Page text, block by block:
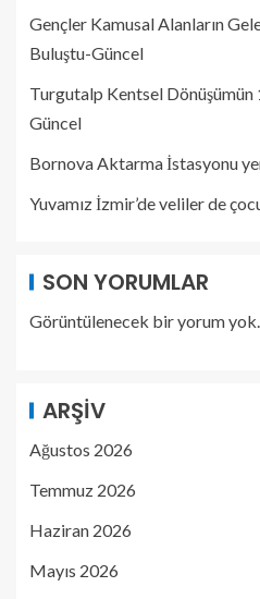
Gençler Kamusal Alanların
Buluştu-Güncel
Turgutalp Kentsel Dönüşümün
Güncel
Bornova Aktarma İstasyonu
Yuvamız İzmir’de veliler de
SON YORUMLAR
Görüntülenecek bir yorum yok.
ARŞIV
Ağustos 2026
Temmuz 2026
Haziran 2026
Mayıs 2026